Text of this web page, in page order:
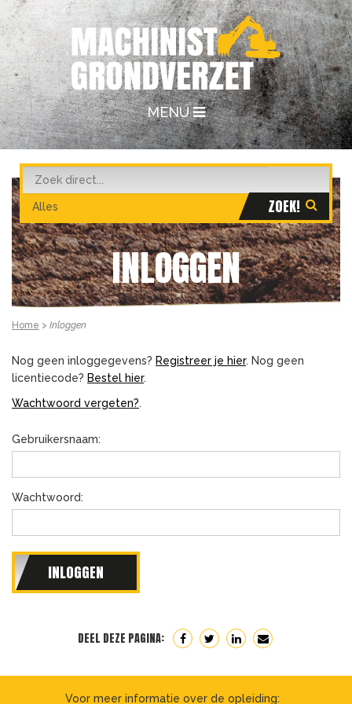
MENU
INLOGGEN
Home > Inloggen
Nog geen inloggegevens? Registreer je hier. Nog geen
licentiecode? Bestel hier.
Wachtwoord vergeten?.
Gebruikersnaam:
Wachtwoord:
DEEL DEZE PAGINA:
Voor meer informatie over de opleiding: